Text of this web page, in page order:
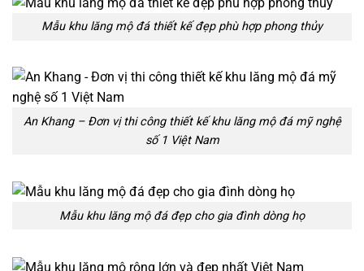
Mẫu khu lăng mộ đá thiết kế đẹp phù hợp phong thủy
An Khang – Đơn vị thi công thiết kế khu lăng mộ đá mỹ nghệ
số 1 Việt Nam
Mẫu khu lăng mộ đá đẹp cho gia đình dòng họ